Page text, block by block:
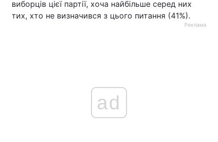
виборців цієї партії, хоча найбільше серед них
тих, хто не визначився з цього питання (41%).
Реклама
ad